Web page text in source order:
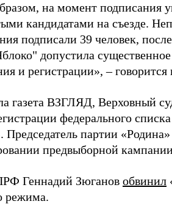
на момент подписания
кандидатами на съезде.
подписали 39 человек,
допустила
и регистрации», – говорится
газета ВЗГЛЯД, Верховный
федерального
Председатель партии
предвыборной
Геннадий Зюганов обвинил
режима.